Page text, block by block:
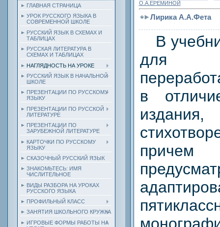
ГЛАВНАЯ СТРАНИЦА
УРОК РУССКОГО ЯЗЫКА В
СОВРЕМЕННОЙ ШКОЛЕ
РУССКИЙ ЯЗЫК В СХЕМАХ И
ТАБЛИЦАХ
РУССКАЯ ЛИТЕРАТУРА В
СХЕМАХ И ТАБЛИЦАХ
НАГЛЯДНОСТЬ НА УРОКЕ
РУССКИЙ ЯЗЫК В НАЧАЛЬНОЙ
ШКОЛЕ
ПРЕЗЕНТАЦИИ ПО РУССКОМУ
ЯЗЫКУ
ПРЕЗЕНТАЦИИ ПО РУССКОЙ
ЛИТЕРАТУРЕ
ПРЕЗЕНТАЦИИ ПО
ЗАРУБЕЖНОЙ ЛИТЕРАТУРЕ
КАРТОЧКИ ПО РУССКОМУ
ЯЗЫКУ
СКАЗОЧНЫЙ РУССКИЙ ЯЗЫК
ЗНАКОМЬТЕСЬ: ИМЯ
ЧИСЛИТЕЛЬНОЕ
ВИДЫ РАЗБОРА НА УРОКАХ
РУССКОГО ЯЗЫКА
ПРОФИЛЬНЫЙ КЛАСС
ЗАНЯТИЯ ШКОЛЬНОГО КРУЖКА
ИГРОВЫЕ ФОРМЫ РАБОТЫ НА
О.А.ЕРЕМИНОЙ
Лирика А.А.Фета
В
для
в